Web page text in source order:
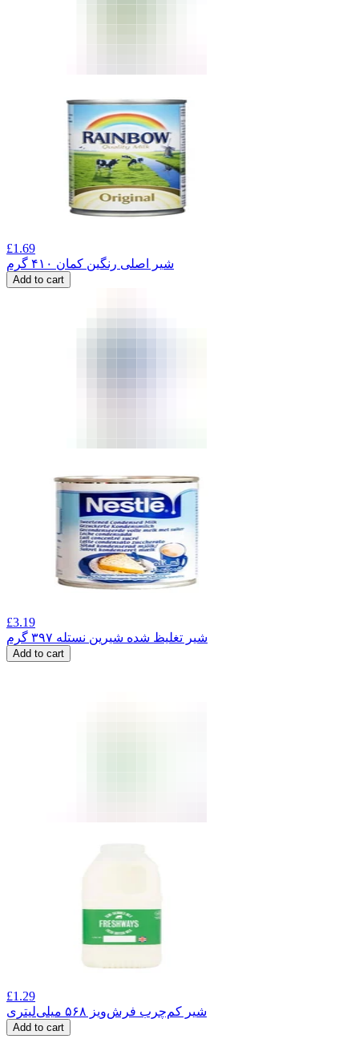
£1.69
شیر اصلی رنگین کمان ۴۱۰ گرم
Add to cart
£3.19
شیر تغلیظ شده شیرین نستله ۳۹۷ گرم
Add to cart
£1.29
شیر کم‌چرب فرش‌ویز ۵۶۸ میلی‌لیتری
Add to cart